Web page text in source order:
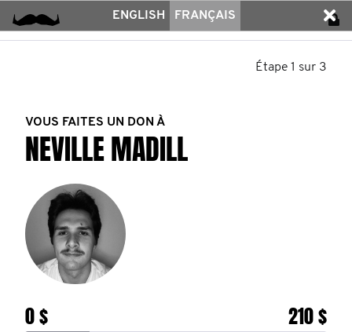
ENGLISH FRANÇAIS
Étape 1 sur 3
VOUS FAITES UN DON À
NEVILLE MADILL
0 $ 210 $